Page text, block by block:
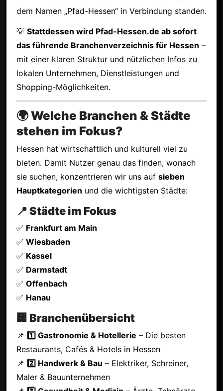
dem Namen „Pfad-Hessen“ in Verbindung standen.
💡 Stattdessen wird Pfad-Hessen.de ab sofort
das führende Branchenverzeichnis für Hessen –
mit einer klaren Struktur und nützlichen Infos zu
lokalen Unternehmen, Dienstleistungen und
Shopping-Möglichkeiten.
🌍 Welche Branchen & Städte
stehen im Fokus?
Hessen hat wirtschaftlich und kulturell viel zu
bieten. Damit Nutzer genau das finden, wonach
sie suchen, konzentrieren wir uns auf sieben
Hauptkategorien und die wichtigsten Städte:
📍 Städte im Fokus
✅ Frankfurt am Main
✅ Wiesbaden
✅ Kassel
✅ Darmstadt
✅ Offenbach
✅ Hanau
🏢 Branchenübersicht
📌 1️⃣ Gastronomie & Hotellerie – Die besten
Restaurants, Cafés & Hotels in Hessen
📌 2️⃣ Handwerk & Bau – Elektriker, Schreiner,
Maler & Bauunternehmen